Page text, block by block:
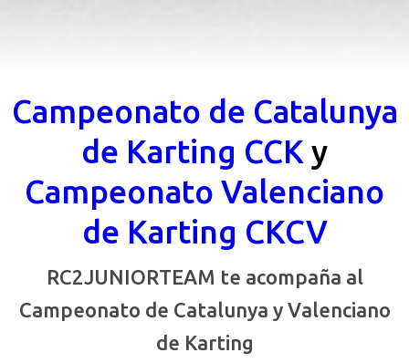
Campeonato de Catalunya
de Karting CCK y
Campeonato Valenciano
de Karting CKCV
RC2JUNIORTEAM te acompaña al
Campeonato de Catalunya y Valenciano
de Karting